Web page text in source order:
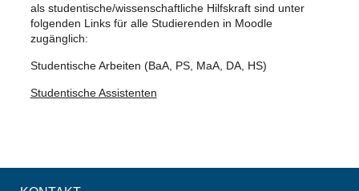
als studentische/wissenschaftliche Hilfskraft sind unter
folgenden Links für alle Studierenden in Moodle
zugänglich:
Studentische Arbeiten (BaA, PS, MaA, DA, HS)
Studentische Assistenten